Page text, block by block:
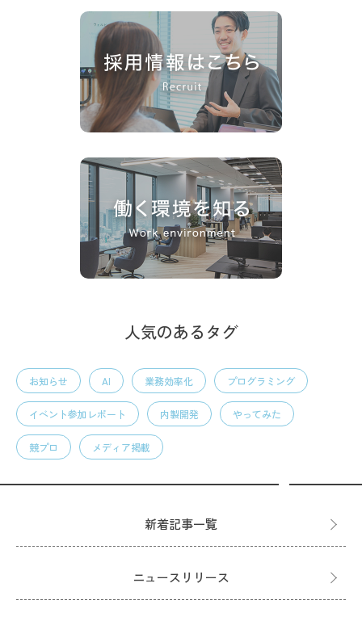
人気のあるタグ
お知らせ AI 業務効率化 プログラミング
イベント参加レポート 内製開発 やってみた
競プロ メディア掲載
新着記事一覧
ニュースリリース